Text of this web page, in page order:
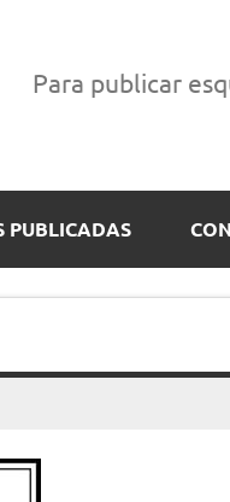
Para publicar
PUBLICADAS